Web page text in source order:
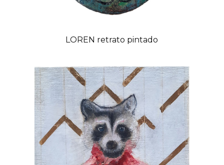
LOREN retrato pintado